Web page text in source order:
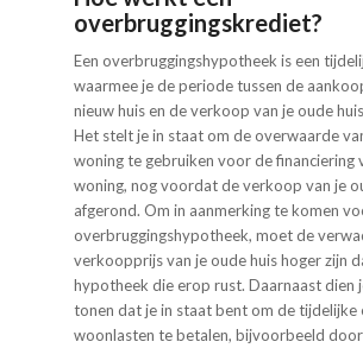
overbruggingskrediet?
Een overbruggingshypotheek is een
waarmee je de periode tussen de
nieuw huis en de verkoop van je oude
Het stelt je in staat om de overwaarde
woning te gebruiken voor de financiering
woning, nog voordat de verkoop van je
afgerond. Om in aanmerking te komen
overbruggings­hypotheek, moet de
verkoopprijs van je oude huis hoger zijn
hypotheek die erop rust. Daarnaast dien
tonen dat je in staat bent om de tijdelijke
woonlasten te betalen, bijvoorbeeld